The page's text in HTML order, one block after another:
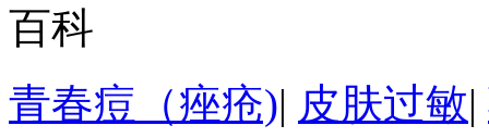
百科
青春痘（痤疮)| 皮肤过敏|